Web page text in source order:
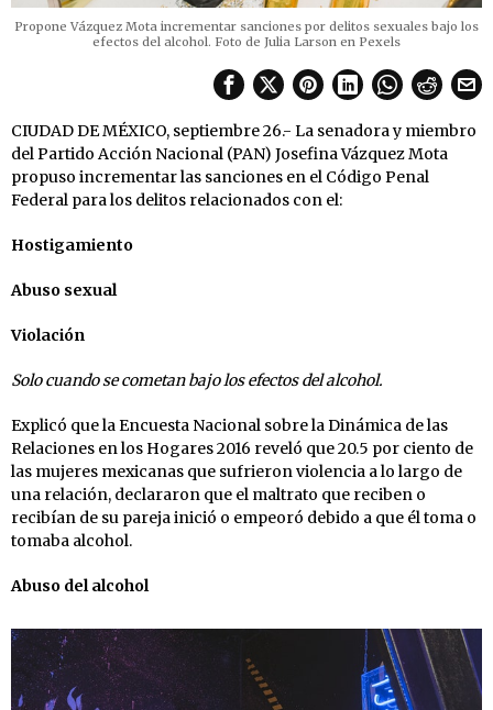
Propone Vázquez Mota incrementar sanciones por delitos sexuales bajo los
efectos del alcohol. Foto de Julia Larson en Pexels
CIUDAD DE MÉXICO, septiembre 26.- La senadora y miembro
del Partido Acción Nacional (PAN) Josefina Vázquez Mota
propuso incrementar las sanciones en el Código Penal
Federal para los delitos relacionados con el:
Hostigamiento
Abuso sexual
Violación
Solo cuando se cometan bajo los efectos del alcohol.
Explicó que la Encuesta Nacional sobre la Dinámica de las
Relaciones en los Hogares 2016 reveló que 20.5 por ciento de
las mujeres mexicanas que sufrieron violencia a lo largo de
una relación, declararon que el maltrato que reciben o
recibían de su pareja inició o empeoró debido a que él toma o
tomaba alcohol.
Abuso del alcohol